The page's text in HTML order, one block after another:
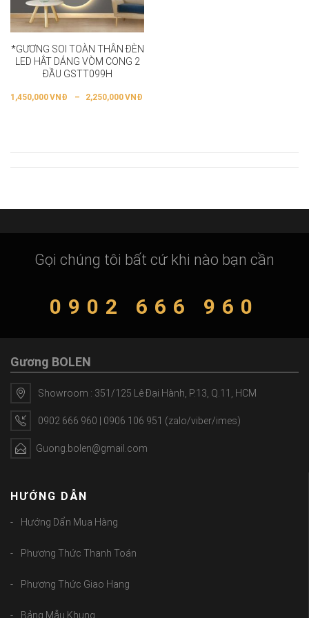
*GƯƠNG SOI TOÀN THÂN ĐÈN
LED HẮT DÁNG VÒM CONG 2
ĐẦU GSTT099H
1,450,000VNĐ – 2,250,000VNĐ
Gọi chúng tôi bất cứ khi nào bạn cần
0902 666 960
Gương BOLEN
Showroom : 351/125 Lê Đại Hành, P.13, Q.11, HCM
0902 666 960 | 0906 106 951 (zalo/viber/imes)
Guong.bolen@gmail.com
HƯỚNG DẪN
Hướng Dẩn Mua Hàng
Phương Thức Thanh Toán
Phương Thức Giao Hang
Bảng Mẫu Khung